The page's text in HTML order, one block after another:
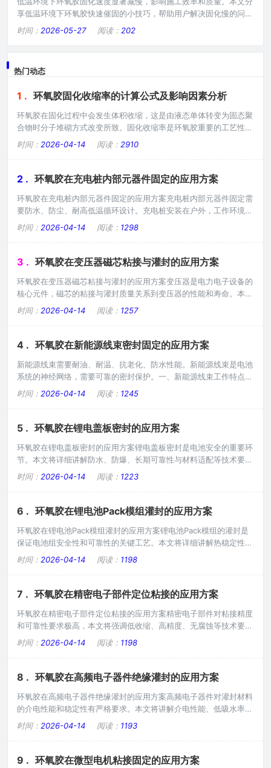
享低温环境下环氧胶快速催固的小技巧，帮助用户解决固化慢的问
题。低温固化问题。温度影响：温度每降低10℃，固化时间延长XX
倍。黏度增加：低温导致黏度升高，流动性差。反应速率下降：化学
外灯照射加速固化。反应促进剂：添加固化促
时间： 2026-05-27 阅读： 202
热门动态
1 . 环氧胶固化收缩率的计算公式及影响因素分析
环氧胶在固化过程中会发生体积收缩，这是由液态单体转变为固态聚
合物时分子堆砌方式改变所致。固化收缩率是环氧胶重要的工艺性能
参数，直接影响粘接/灌封质量、内应力水平和尺寸精度。一、固化
收缩的机理1. 分子层面的收缩机理（1）范德华距离转变为共价键距
价键距离：0.15 nm（C-C键约0.154 nm）- 距离缩短导致体积收缩
时间： 2026-04-14 阅读： 2910
2 . 环氧胶在充电桩内部元器件固定的应用方案
环氧胶在充电桩内部元器件固定的应用方案充电桩内部元器件固定需
要防水、防尘、耐高低温循环设计。充电桩安装在户外，工作环境复
杂，需要综合考虑多方面性能。一、充电桩工作环境充电桩安装在户
外，面临多种环境挑战：雨水和潮湿环境，需要防水；灰尘污染，需
候。需要选用综合性能好的产品。二、防水设计防水是户外设备的基
时间： 2026-04-14 阅读： 1298
3 . 环氧胶在变压器磁芯粘接与灌封的应用方案
环氧胶在变压器磁芯粘接与灌封的应用方案变压器是电力电子设备的
核心元件，磁芯的粘接与灌封质量关系到变压器的性能和寿命。本文
将详细说明粘接强度、耐热冲击、绝缘耐压等关键技术要点。一、变
压器的工作特点变压器在工作过程中会产生大量热量，温度可达80-
钢片，脆性大，对应力敏感。因此灌封材料需要具备：良好的粘接强
时间： 2026-04-14 阅读： 1257
4 . 环氧胶在新能源线束密封固定的应用方案
新能源线束需要耐油、耐温、抗老化、防水性能。新能源线束是电池
系统的神经网络，需要可靠的密封保护。一、新能源线束工作特点新
能源线束工作环境复杂：可能接触油污；工作温度较高；振动较大；
需要长期稳定。需要选用综合性能好的产品。二、耐油设计新能源线
试验证；确保长期稳定。三、耐温设计新能源线束工作温度较高。长
时间： 2026-04-14 阅读： 1245
5 . 环氧胶在锂电盖板密封的应用方案
环氧胶在锂电盖板密封的应用方案锂电盖板密封是电池安全的重要环
节。本文将详细讲解防水、防爆、长期可靠性与材料适配等技术要
点。一、锂电盖板的工作特点锂电盖板是电池的密封部件，需要防止
电解液泄漏；防止水分进入电池内部；承受一定的压力变化；对密封
盖板密封的基本要求。防水等级应达到IP67以上；选用弹性好产品，
时间： 2026-04-14 阅读： 1223
6 . 环氧胶在锂电池Pack模组灌封的应用方案
环氧胶在锂电池Pack模组灌封的应用方案锂电池Pack模组的灌封是
保证电池组安全性和可靠性的关键工艺。本文将详细讲解热稳定性、
阻燃、结构强度与施工工艺等技术要点。一、Pack模组的工作环境
锂电池Pack模组在工作中面临多种挑战：多个电芯紧密排列，散热
极高。因此灌封材料需要具备热稳定性、阻燃、结构强度等多方面性
时间： 2026-04-14 阅读： 1198
7 . 环氧胶在精密电子部件定位粘接的应用方案
环氧胶在精密电子部件定位粘接的应用方案精密电子部件对粘接精度
和可靠性要求极高，本文将强调低收缩、高精度、无腐蚀等技术要
点，为工程师提供实用指导。一、精密电子部件的特点精密电子部件
精度要求高，通常在0.01mm级别；尺寸敏感，任何变形都会影响性
缩、高精度、无腐蚀的要求。二、低收缩要求收缩会影响精密部件的
时间： 2026-04-14 阅读： 1198
8 . 环氧胶在高频电子器件绝缘灌封的应用方案
环氧胶在高频电子器件绝缘灌封的应用方案高频电子器件对灌封材料
的介电性能和稳定性有严格要求。本文将讲解介电性能、低吸水率、
耐温等级匹配等技术要点，帮助工程师选择合适的产品。一、高频电
子器件的特点高频电子器件工作在GHz级别频率，对材料介电性能敏
会改变介电性能；温度变化会引起介电性能漂移。因此需要选择专用
时间： 2026-04-14 阅读： 1193
9 . 环氧胶在微型电机粘接固定的应用方案